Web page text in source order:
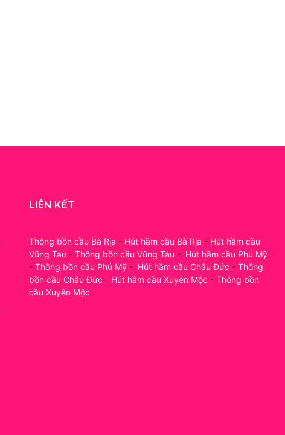
LIÊN KẾT
Thông bồn cầu Bà Rịa - Hút hầm cầu Bà Rịa - Hút hầm cầu
Vũng Tàu - Thông bồn cầu Vũng Tàu - Hút hầm cầu Phú Mỹ
- Thông bồn cầu Phú Mỹ - Hút hầm cầu Châu Đức - Thông
bồn cầu Châu Đức- Hút hầm cầu Xuyên Mộc - Thông bồn
cầu Xuyên Mộc